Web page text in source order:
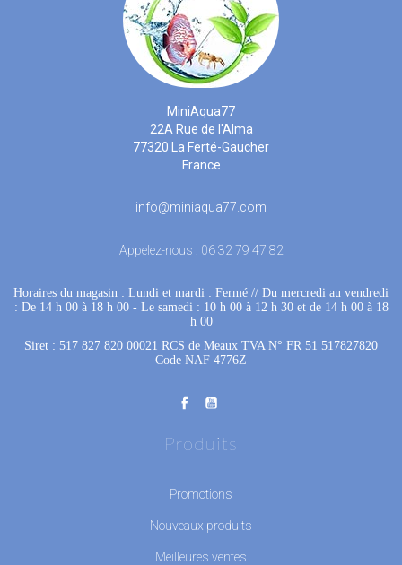
MiniAqua77
22A Rue de l'Alma
77320 La Ferté-Gaucher
France
info@miniaqua77.com
Appelez-nous : 06 32 79 47 82
Horaires du magasin : Lundi et mardi : Fermé // Du mercredi au vendredi
: De 14 h 00 à 18 h 00 - Le samedi : 10 h 00 à 12 h 30 et de 14 h 00 à 18
h 00
Siret : 517 827 820 00021 RCS de Meaux TVA N° FR 51 517827820
Code NAF 4776Z
Produits
Promotions
Nouveaux produits
Meilleures ventes